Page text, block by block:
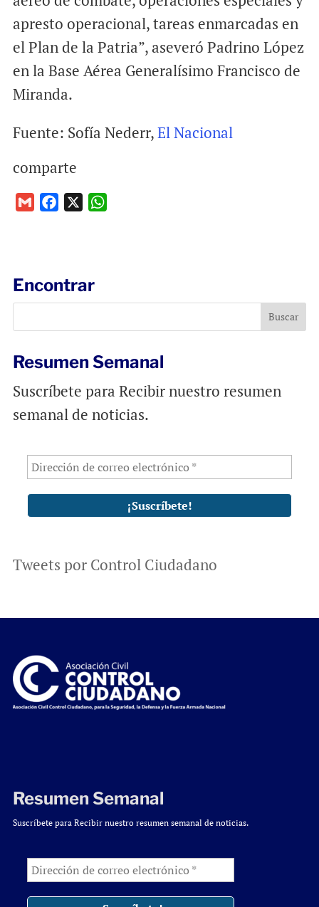
apresto operacional, tareas enmarcadas en
el Plan de la Patria”, aseveró Padrino López
en la Base Aérea Generalísimo Francisco de
Miranda.
Fuente: Sofía Nederr,El Nacional
comparte
o
k
p
Encontrar
Resumen Semanal
Suscríbete para Recibir nuestro resumen
semanal de noticias.
Tweets por Control Ciudadano
Resumen Semanal
Suscríbete para Recibir nuestro resumen semanal de noticias.